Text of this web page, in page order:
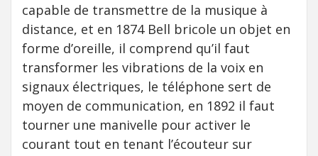
capable de transmettre de la musique à
distance, et en 1874 Bell bricole un objet en
forme d’oreille, il comprend qu’il faut
transformer les vibrations de la voix en
signaux électriques, le téléphone sert de
moyen de communication, en 1892 il faut
tourner une manivelle pour activer le
courant tout en tenant l’écouteur sur